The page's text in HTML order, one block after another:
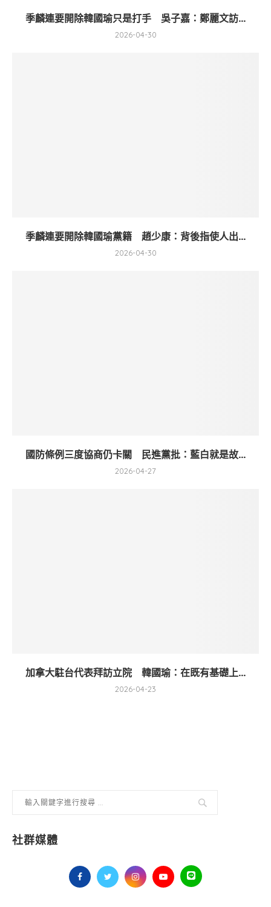
季麟連要開除韓國瑜只是打手 吳子嘉：鄭麗文訪...
2026-04-30
季麟連要開除韓國瑜黨籍 趙少康：背後指使人出...
2026-04-30
國防條例三度協商仍卡關 民進黨批：藍白就是故...
2026-04-27
加拿大駐台代表拜訪立院 韓國瑜：在既有基礎上...
2026-04-23
社群媒體